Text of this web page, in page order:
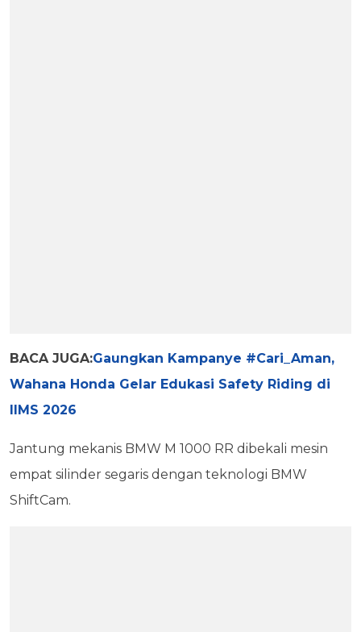
BACA JUGA:Gaungkan Kampanye #Cari_Aman,
Wahana Honda Gelar Edukasi Safety Riding di
IIMS 2026
Jantung mekanis BMW M 1000 RR dibekali mesin
empat silinder segaris dengan teknologi BMW
ShiftCam.